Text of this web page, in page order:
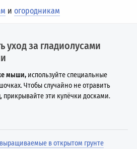
иогородникам
уход за гладиолусами
мыши, используйте специальные
Чтобы случайно не отравить
прикрывайте эти кулёчки досками.
выращиваемые в открытом грунте